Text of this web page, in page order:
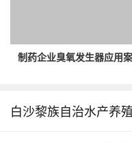
制药企业臭氧发生器应用
白沙黎族自治水产养